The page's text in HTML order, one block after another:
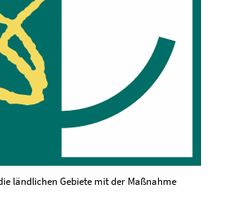
ländlichen Gebiete mit der Maßnahme